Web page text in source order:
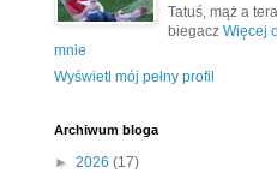
Tatuś, mąż a
biegacz Więcej
mnie
Wyświetl mój pełny profil
Archiwum bloga
► 2026 (17)